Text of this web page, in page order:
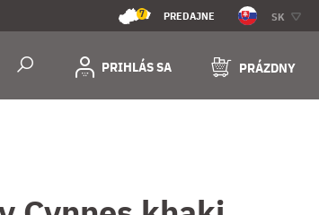
7 PREDAJNE SK
PRIHLÁS SA PRÁZDNY